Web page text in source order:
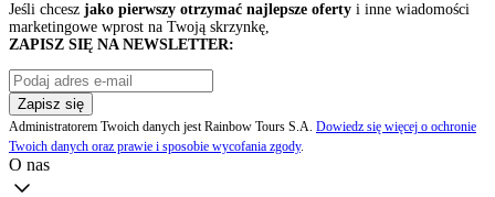
Jeśli chcesz jako pierwszy otrzymać najlepsze oferty i inne wiadomości
marketingowe wprost na Twoją skrzynkę,
ZAPISZ SIĘ NA NEWSLETTER:
Zapisz się
Administratorem Twoich danych jest Rainbow Tours S.A. Dowiedz się więcej o ochronie
Twoich danych oraz prawie i sposobie wycofania zgody.
O nas